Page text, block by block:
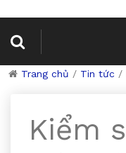
Trang chủ / Tin tức /
Kiểm